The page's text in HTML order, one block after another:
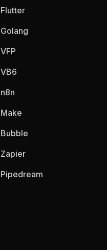
Flutter
Golang
VFP
VB6
n8n
Make
Bubble
Zapier
Pipedream